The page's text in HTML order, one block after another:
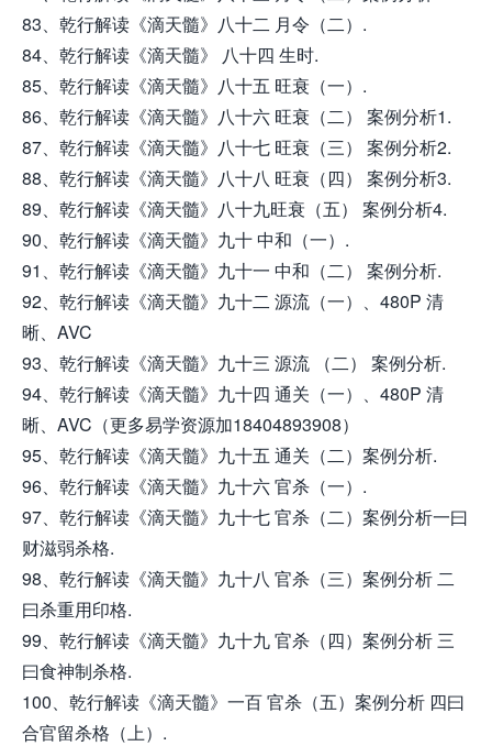
83、乾行解读《滴天髓》八十二 月令（二）.
84、乾行解读《滴天髓》 八十四 生时.
85、乾行解读《滴天髓》八十五 旺衰（一）.
86、乾行解读《滴天髓》八十六 旺衰（二） 案例分析1.
87、乾行解读《滴天髓》八十七 旺衰（三） 案例分析2.
88、乾行解读《滴天髓》八十八 旺衰（四） 案例分析3.
89、乾行解读《滴天髓》八十九旺衰（五） 案例分析4.
90、乾行解读《滴天髓》九十 中和（一）.
91、乾行解读《滴天髓》九十一 中和（二） 案例分析.
92、乾行解读《滴天髓》九十二 源流（一）、480P 清
晰、AVC
93、乾行解读《滴天髓》九十三 源流 （二） 案例分析.
94、乾行解读《滴天髓》九十四 通关（一）、480P 清
晰、AVC（更多易学资源加18404893908）
95、乾行解读《滴天髓》九十五 通关（二）案例分析.
96、乾行解读《滴天髓》九十六 官杀（一）.
97、乾行解读《滴天髓》九十七 官杀（二）案例分析一曰
财滋弱杀格.
98、乾行解读《滴天髓》九十八 官杀（三）案例分析 二
曰杀重用印格.
99、乾行解读《滴天髓》九十九 官杀（四）案例分析 三
曰食神制杀格.
100、乾行解读《滴天髓》一百 官杀（五）案例分析 四曰
合官留杀格（上）.